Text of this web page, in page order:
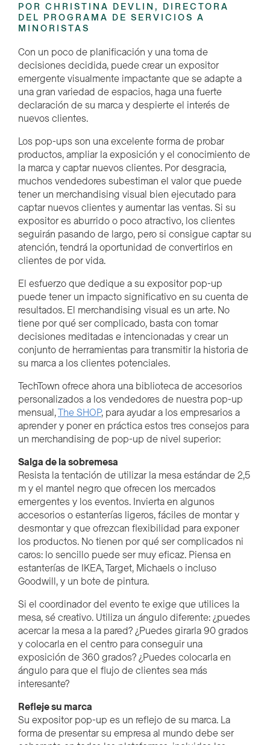
POR CHRISTINA DEVLIN, DIRECTORA
DEL PROGRAMA DE SERVICIOS A
MINORISTAS
Con un poco de planificación y una toma de
decisiones decidida, puede crear un expositor
emergente visualmente impactante que se adapte a
una gran variedad de espacios, haga una fuerte
declaración de su marca y despierte el interés de
nuevos clientes.
Los pop-ups son una excelente forma de probar
productos, ampliar la exposición y el conocimiento de
la marca y captar nuevos clientes. Por desgracia,
muchos vendedores subestiman el valor que puede
tener un merchandising visual bien ejecutado para
captar nuevos clientes y aumentar las ventas. Si su
expositor es aburrido o poco atractivo, los clientes
seguirán pasando de largo, pero si consigue captar su
atención, tendrá la oportunidad de convertirlos en
clientes de por vida.
El esfuerzo que dedique a su expositor pop-up
puede tener un impacto significativo en su cuenta de
resultados. El merchandising visual es un arte. No
tiene por qué ser complicado, basta con tomar
decisiones meditadas e intencionadas y crear un
conjunto de herramientas para transmitir la historia de
su marca a los clientes potenciales.
TechTown ofrece ahora una biblioteca de accesorios
personalizados a los vendedores de nuestra pop-up
mensual,The SHOP, para ayudar a los empresarios a
aprender y poner en práctica estos tres consejos para
un merchandising de pop-up de nivel superior:
Salga de la sobremesa
Resista la tentación de utilizar la mesa estándar de 2,5
m y el mantel negro que ofrecen los mercados
emergentes y los eventos. Invierta en algunos
accesorios o estanterías ligeros, fáciles de montar y
desmontar y que ofrezcan flexibilidad para exponer
los productos. No tienen por qué ser complicados ni
caros: lo sencillo puede ser muy eficaz. Piensa en
estanterías de IKEA, Target, Michaels o incluso
Goodwill, y un bote de pintura.
Si el coordinador del evento te exige que utilices la
mesa, sé creativo. Utiliza un ángulo diferente: ¿puedes
acercar la mesa a la pared? ¿Puedes girarla 90 grados
y colocarla en el centro para conseguir una
exposición de 360 grados? ¿Puedes colocarla en
ángulo para que el flujo de clientes sea más
interesante?
Refleje su marca
Su expositor pop-up es un reflejo de su marca. La
forma de presentar su empresa al mundo debe ser